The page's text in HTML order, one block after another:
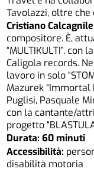
Tavolazzi, oltre che
Cristiano Calcagnile
compositore. È,
“MULTIKULTI”,
Caligola records.
lavoro in solo
Mazurek “Immortal
Puglisi, Pasquale
con la cantante/
progetto
Durata: 60 minuti
Accessibilità:
disabilità motoria